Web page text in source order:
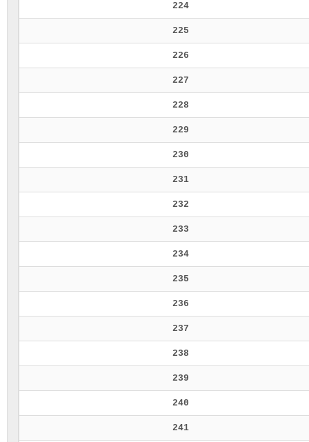
224
225
226
227
228
229
230
231
232
233
234
235
236
237
238
239
240
241